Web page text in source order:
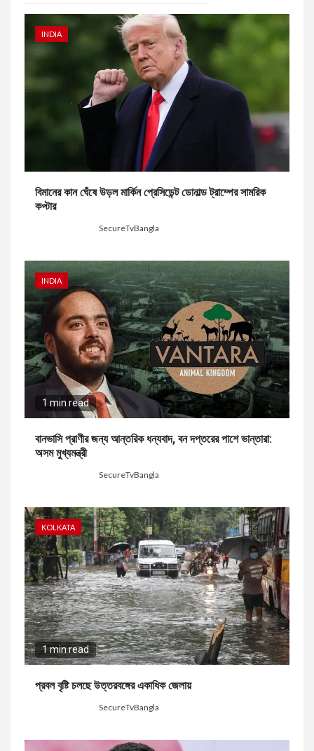
INDIA
বিমানের কান ঘেঁষে উড়ল মার্কিন প্রেসিডেন্ট ডোনাল্ড ট্রাম্পের সামরিক
কপ্টার
SecureTvBangla
INDIA
1 min read
বানভাসি প্রাণীর জন্য আন্তরিক ধন্যবাদ, বন দপ্তরের পাশে ভান্তারা:
অসম মুখ্যমন্ত্রী
SecureTvBangla
KOLKATA
1 min read
প্রবল বৃষ্টি চলছে উত্তরবঙ্গের একাধিক জেলায়
SecureTvBangla